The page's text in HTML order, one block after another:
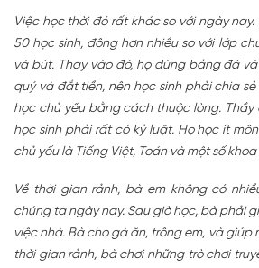
Việc học thời đó rất khác so với ngày
50 học sinh, đông hơn nhiều so với lớp
và bút. Thay vào đó, họ dùng bảng đá
quý và đắt tiền, nên học sinh phải chia sẻ
học chủ yếu bằng cách thuộc lòng. Thầy
học sinh phải rất có kỷ luật. Họ học ít
chủ yếu là Tiếng Việt, Toán và một số
Về thời gian rảnh, bà em không có
chúng ta ngày nay. Sau giờ học, bà phải
việc nhà. Bà cho gà ăn, trông em, và giúp
thời gian rảnh, bà chơi những trò chơi